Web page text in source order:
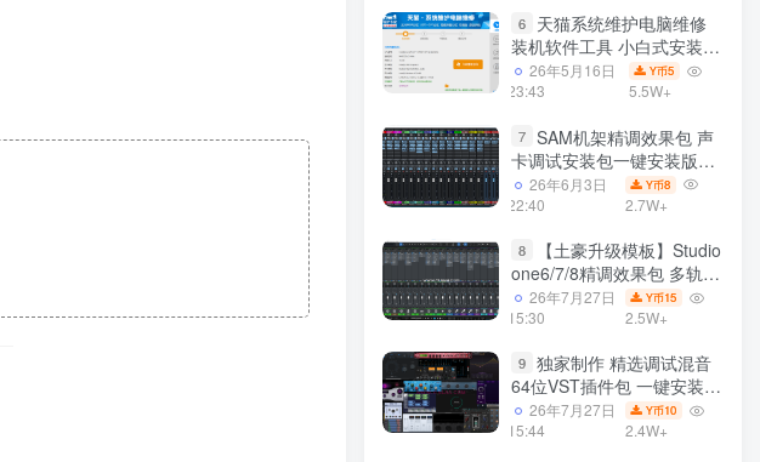
6
天猫系统维护电脑维修
装机软件工具 小白式安装
完全一键安装系统 电脑系统
装机软件 一键重装系统
26年5月16日
23:43
Y币5
5.5W+
7 SAM机架精调效果包 声
卡调试安装包一键安装版模
板 带插件预设效果文件
26年6月3日
22:40
Y币8
2.7W+
8
【土豪升级模板】Studio
one6/7/8精调效果包 多轨道
效果模式可选 声卡调试好预
设模板 带插件全套文件
26年7月27日
15:30
Y币15
2.5W+
9 独家制作 精选调试混音
64位VST插件包 一键安装
600个效果器合集v2.0 WiN
支持定制
26年7月27日
15:44
Y币10
2.4W+